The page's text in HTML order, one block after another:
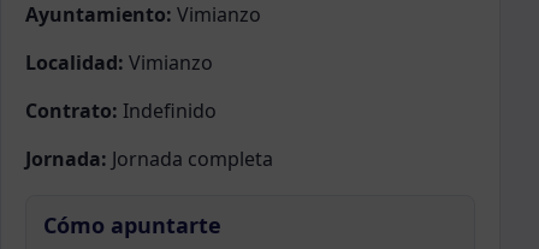
Ayuntamiento: Vimianzo
Localidad: Vimianzo
Contrato: Indefinido
Jornada: Jornada completa
Cómo apuntarte